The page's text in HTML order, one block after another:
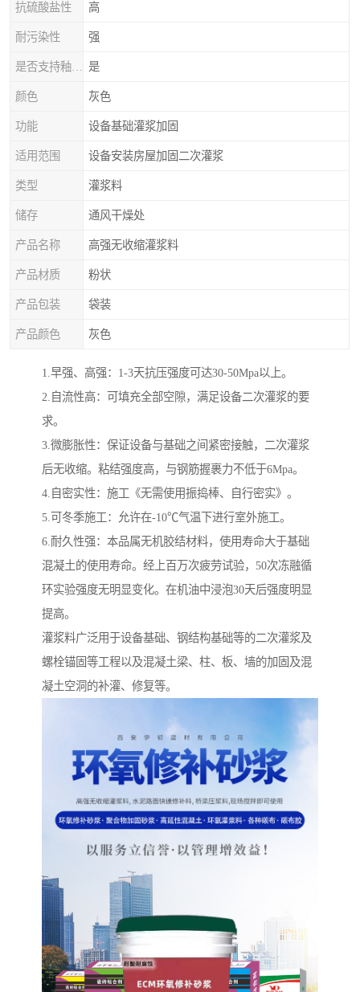
抗硫酸盐性 高
耐污染性 强
是
颜色 灰色
功能 设备基础灌浆加固
适用范围 设备安装房屋加固二次灌浆
类型 灌浆料
储存 通风干燥处
产品名称 高强无收缩灌浆料
产品材质 粉状
产品包装 袋装
产品颜色 灰色
1.早强、高强：1-3天抗压强度可达30-50Mpa以上。
2.自流性高：可填充全部空隙，满足设备二次灌浆的要
求。
3.微膨胀性：保证设备与基础之间紧密接触，二次灌浆
后无收缩。粘结强度高，与钢筋握裹力不低于6Mpa。
4.自密实性：施工《无需使用振捣棒、自行密实》。
5.可冬季施工：允许在-10℃气温下进行室外施工。
6.耐久性强：本品属无机胶结材料，使用寿命大于基础
混凝土的使用寿命。经上百万次疲劳试验，50次冻融循
环实验强度无明显变化。在机油中浸泡30天后强度明显
提高。
灌浆料广泛用于设备基础、钢结构基础等的二次灌浆及
螺栓锚固等工程以及混凝土梁、柱、板、墙的加固及混
凝土空洞的补灌、修复等。